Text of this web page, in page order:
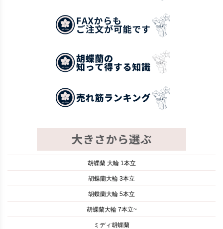
胡蝶蘭 大輪 1本立
胡蝶蘭大輪 3本立
胡蝶蘭大輪 5本立
胡蝶蘭大輪 7本立~
ミディ胡蝶蘭